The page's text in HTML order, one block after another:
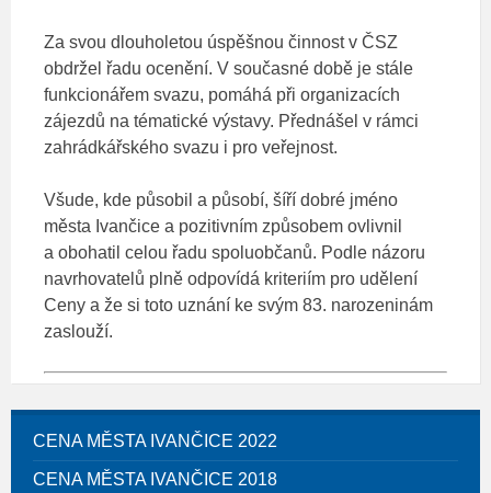
Za svou dlouholetou úspěšnou činnost v ČSZ
obdržel řadu ocenění. V současné době je stále
funkcionářem svazu, pomáhá při organizacích
zájezdů na tématické výstavy. Přednášel v rámci
zahrádkářského svazu i pro veřejnost.
Všude, kde působil a působí, šíří dobré jméno
města Ivančice a pozitivním způsobem ovlivnil
a obohatil celou řadu spoluobčanů. Podle názoru
navrhovatelů plně odpovídá kriteriím pro udělení
Ceny a že si toto uznání ke svým 83. narozeninám
zaslouží.
CENA MĚSTA IVANČICE 2022
CENA MĚSTA IVANČICE 2018